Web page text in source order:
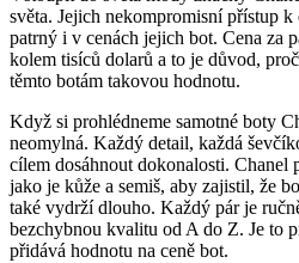
světa.⁣ Jejich nekompromisní⁣ přístup k
patrný i v cenách jejich bot. Cena za
kolem tisíců dolarů a⁢ to je důvod,⁤
těmto ‍botám takovou hodnotu.
Když si prohlédneme samotné boty
neomylná. Každý detail, každá
cílem dosáhnout dokonalosti. Chanel
jako je kůže ⁢a semiš, aby‌ zajistil, že
také ⁣vydrží ‍dlouho. Každý⁢ pár je
bezchybnou kvalitu od A do‌ Z. Je to
přidává hodnotu na ceně ⁤bot.